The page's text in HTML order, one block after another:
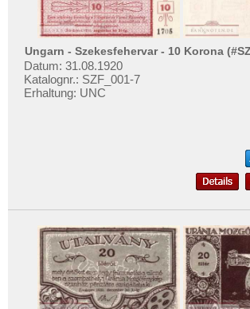
Ungarn - Szekesfehervar - 10 Korona
Datum: 31.08.1920
Katalognr.: SZF_001-7
Erhaltung: UNC